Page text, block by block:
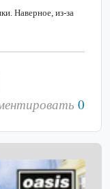
Наверное, из-за
0